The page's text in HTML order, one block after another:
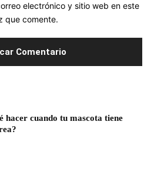
electrónico y sitio web en este
que comente.
hacer cuando tu mascota tiene